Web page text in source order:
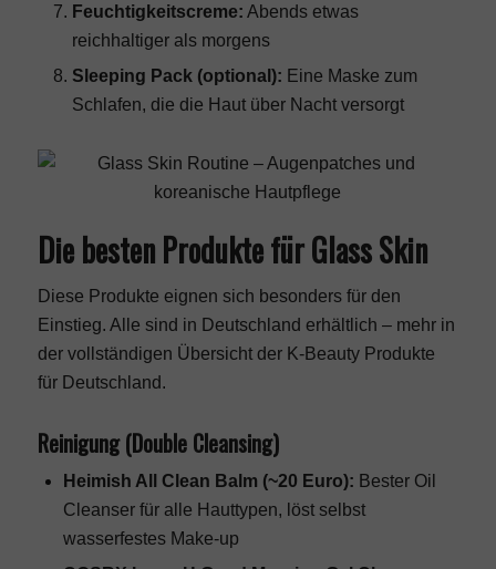
Feuchtigkeitscreme: Abends etwas
reichhaltiger als morgens
Sleeping Pack (optional): Eine Maske zum
Schlafen, die die Haut über Nacht versorgt
Die besten Produkte für Glass Skin
Diese Produkte eignen sich besonders für den
Einstieg. Alle sind in Deutschland erhältlich – mehr in
der vollständigen Übersicht der K-Beauty Produkte
für Deutschland.
Reinigung (Double Cleansing)
Heimish All Clean Balm (~20 Euro): Bester Oil
Cleanser für alle Hauttypen, löst selbst
wasserfestes Make-up